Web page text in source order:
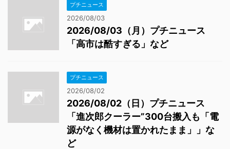
プチニュース
2026/08/03
2026/08/03（月）プチニュース
「高市は酷すぎる」など
プチニュース
2026/08/02
2026/08/02（日）プチニュース
「進次郎クーラー”300台搬入も「電
源がなく機材は置かれたまま」」な
ど